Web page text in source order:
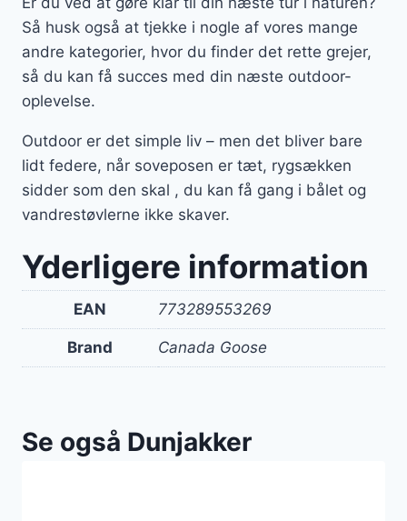
Så husk også at tjekke i nogle af vores mange
andre kategorier, hvor du finder det rette grejer,
så du kan få succes med din næste outdoor-
oplevelse.
Outdoor er det simple liv – men det bliver bare
lidt federe, når soveposen er tæt, rygsækken
sidder som den skal , du kan få gang i bålet og
vandrestøvlerne ikke skaver.
Yderligere information
EAN 773289553269
Brand Canada Goose
Se også Dunjakker